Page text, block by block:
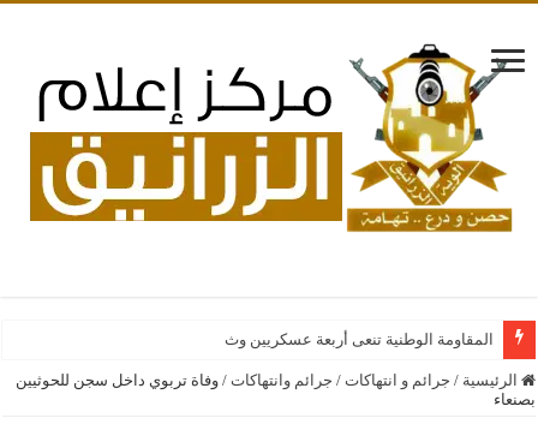
المقاومة الوطنية تنعى أربعة عسكريين وثلاثة مدنيين ارتقو
الرئيسية / جرائم و انتهاكات / جرائم وانتهاكات / وفاة تربوي داخل سجن للحوثيين
بصنعاء